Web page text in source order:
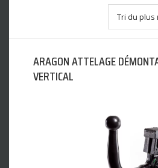
ARAGON ATTELAGE
VERTICAL